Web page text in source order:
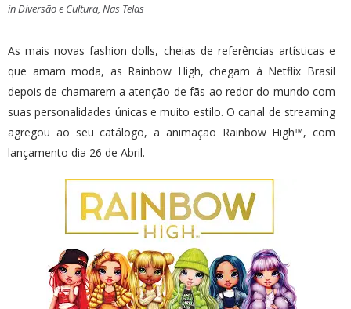
inDiversão e Cultura, Nas Telas
As mais novas fashion dolls, cheias de referências artísticas e
que amam moda, as Rainbow High, chegam à Netflix Brasil
depois de chamarem a atenção de fãs ao redor do mundo com
suas personalidades únicas e muito estilo. O canal de streaming
agregou ao seu catálogo, a animação Rainbow High™, com
lançamento dia 26 de Abril.